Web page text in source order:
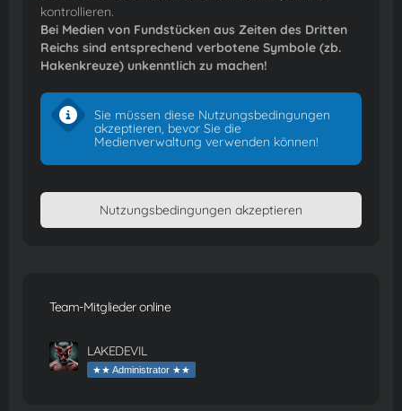
kontrollieren.
Bei Medien von Fundstücken aus Zeiten des Dritten
Reichs sind entsprechend verbotene Symbole (zb.
Hakenkreuze) unkenntlich zu machen!
Sie müssen diese Nutzungsbedingungen
akzeptieren, bevor Sie die
Medienverwaltung verwenden können!
Team-Mitglieder online
LAKEDEVIL
★★ Administrator ★★